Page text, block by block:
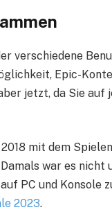
verschiedene
Epic-
jetzt, da Sie
mit dem
war es nicht
PC und Konsole
2023.